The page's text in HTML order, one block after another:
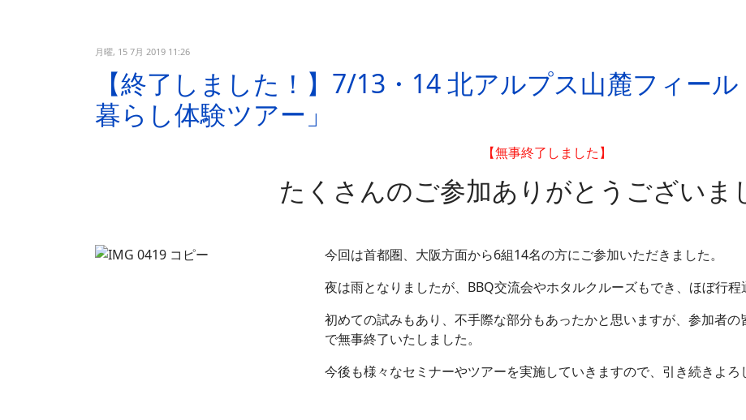
月曜, 15 7月 2019 11:26
【終了しました！】7/13・14 北アルプス山麓フィー
暮らし体験ツアー」
【無事終了しました】
たくさんのご参加ありがとうございま
今回は首都圏、大阪方面から6組14名の方にご参加いただきました。
夜は雨となりましたが、BBQ交流会やホタルクルーズもでき、ほぼ行程
初めての試みもあり、不手際な部分もあったかと思いますが、参加者
で無事終了いたしました。
今後も様々なセミナーやツアーを実施していきますので、引き続きよろ